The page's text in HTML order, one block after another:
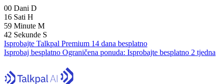
00 Dani D
16 Sati H
59 Minute M
41 Sekunde S
Isprobajte Talkpal Premium 14 dana besplatno
Isprobaj besplatno Ograničena ponuda: Isprobajte besplatno 2 tjedna